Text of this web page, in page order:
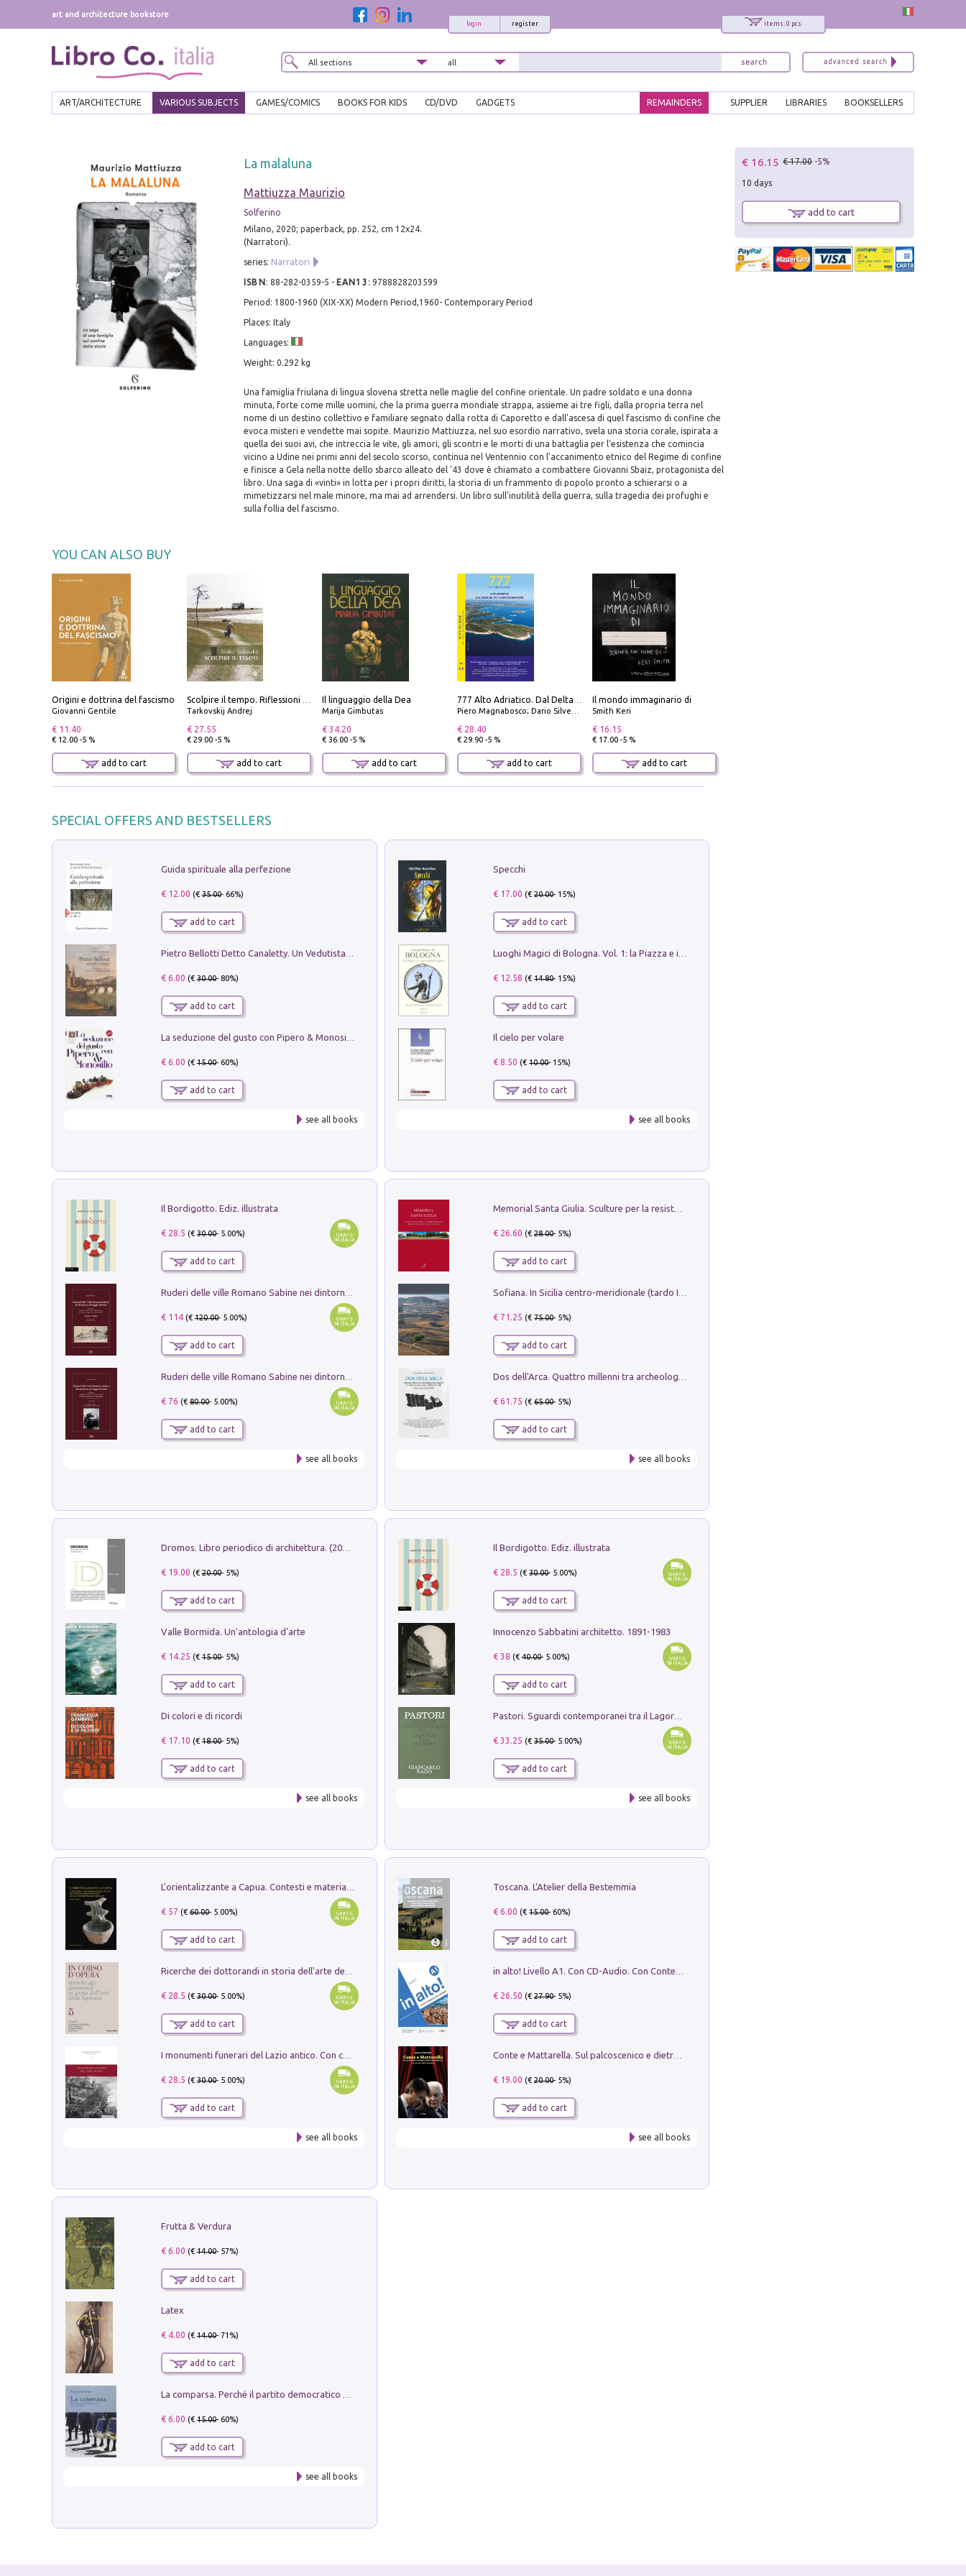
art and architecture bookstore
items: 0 pcs.
register
login
ART/ARCHITECTURE VARIOUS SUBJECTS GAMES/COMICS BOOKS FOR KIDS CD/DVD GADGETS BOOKSELLERS
LIBRARIES
SUPPLIER
REMAINDERS
La malaluna
Mattiuzza Maurizio
Solferino
Milano, 2020; paperback, pp. 252, cm 12x24.
(Narratori).
series: Narratori
ISBN : 88-282-0359-5 - EAN13 : 9788828203599
Period: 1800-1960 (XIX-XX) Modern Period,1960- Contemporary Period
Places: Italy
Languages:
Weight: 0.292 kg
Una famiglia friulana di lingua slovena stretta nelle maglie del confine orientale. Un padre soldato e una donna
minuta, forte come mille uomini, che la prima guerra mondiale strappa, assieme ai tre figli, dalla propria terra nel
nome di un destino collettivo e familiare segnato dalla rotta di Caporetto e dall'ascesa di quel fascismo di confine che
evoca misteri e vendette mai sopite. Maurizio Mattiuzza, nel suo esordio narrativo, svela una storia corale, ispirata a
quella dei suoi avi, che intreccia le vite, gli amori, gli scontri e le morti di una battaglia per l'esistenza che comincia
vicino a Udine nei primi anni del secolo scorso, continua nel Ventennio con l'accanimento etnico del Regime di confine
e finisce a Gela nella notte dello sbarco alleato del '43 dove è chiamato a combattere Giovanni Sbaiz, protagonista del
libro. Una saga di «vinti» in lotta per i propri diritti, la storia di un frammento di popolo pronto a schierarsi o a
mimetizzarsi nel male minore, ma mai ad arrendersi. Un libro sull'inutilità della guerra, sulla tragedia dei profughi e
sulla follia del fascismo.
YOU CAN ALSO BUY
Origini e dottrina del fascismo
Giovanni Gentile
€ 11.40
€ 12.00 -5 %
add to cart
Tarkovskij Andrej
€ 27.55
€ 29.00 -5 %
add to cart
Il linguaggio della Dea
Marija Gimbutas
€ 34.20
€ 36.00 -5 %
add to cart
Piero Magnabosco; Dario Silvestro; Marco Sbrizzi
€ 28.40
€ 29.90 -5 %
add to cart
Il mondo immaginario di
Smith Keri
€ 16.15
€ 17.00 -5 %
add to cart
SPECIAL OFFERS AND BESTSELLERS
Guida spirituale alla perfezione
€ 12.00 (€35.00- 66%)
add to cart
€ 6.00 (€30.00- 80%)
add to cart
€ 6.00 (€15.00- 60%)
add to cart
see all books
Specchi
€ 17.00 (€20.00- 15%)
add to cart
€ 12.58 (€14.80- 15%)
add to cart
Il cielo per volare
€ 8.50 (€10.00- 15%)
add to cart
see all books
Il Bordigotto. Ediz. illustrata
€ 28.5 (€30.00- 5.00%)
add to cart
€ 114(€120.00- 5.00%)
add to cart
€ 76 (€80.00- 5.00%)
add to cart
see all books
€ 26.60 (€28.00- 5%)
add to cart
€ 71.25 (€75.00- 5%)
add to cart
€ 61.75 (€65.00- 5%)
add to cart
see all books
Dromos. Libro periodico di architettura. (2026). Vol. 15: Post-model
€ 19.00 (€20.00- 5%)
add to cart
Valle Bormida. Un'antologia d'arte
€ 14.25 (€15.00- 5%)
add to cart
Di colori e di ricordi
€ 17.10 (€18.00- 5%)
add to cart
see all books
Il Bordigotto. Ediz. illustrata
€ 28.5 (€30.00- 5.00%)
add to cart
Innocenzo Sabbatini architetto. 1891-1983
€ 38 (€40.00- 5.00%)
add to cart
€ 33.25 (€35.00- 5.00%)
add to cart
see all books
€ 57 (€60.00- 5.00%)
add to cart
€ 28.5 (€30.00- 5.00%)
add to cart
I monumenti funerari del Lazio antico. Con cartella con tavole
€ 28.5 (€30.00- 5.00%)
add to cart
see all books
Toscana. L'Atelier della Bestemmia
€ 6.00 (€15.00- 60%)
add to cart
€ 26.50 (€27.90- 5%)
add to cart
€ 19.00 (€20.00- 5%)
add to cart
see all books
Frutta & Verdura
€ 6.00 (€14.00- 57%)
add to cart
Latex
€ 4.00 (€14.00- 71%)
add to cart
€ 6.00 (€15.00- 60%)
add to cart
see all books
€ 16.15 € 17.00 -5%
10 days
add to cart
x
Interessato ai nostri libri?
Sarai informato delle nostre novità, potrai
comunque cancellarti quando desideri.
modulo di iscrizione